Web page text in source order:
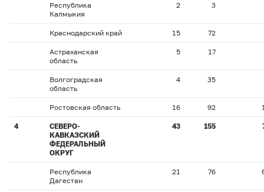
Республика
Калмыкия
2 3
Краснодарский край 15 72
Астраханская
область
5 17
Волгоградская
область
4 35
Ростовская область 16 92
4
СЕВЕРО-
КАВКАЗСКИЙ
ФЕДЕРАЛЬНЫЙ
ОКРУГ
43 155
Республика
Дагестан
21 76